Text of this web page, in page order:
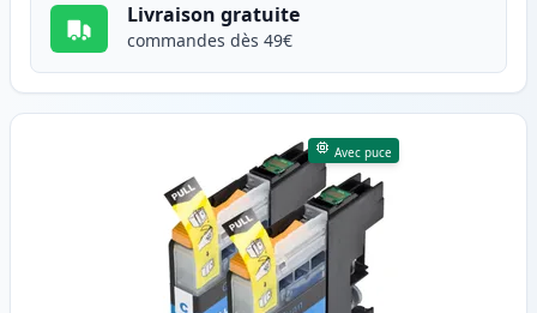
Livraison gratuite
commandes dès 49€
Avec puce